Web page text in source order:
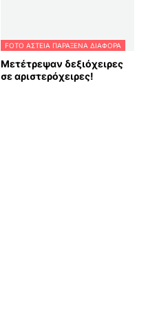
FOTO ΑΣΤΕΙΑ ΠΑΡΑΞΕΝΑ ΔΙΑΦΟΡΑ
Μετέτρεψαν δεξιόχειρες
σε αριστερόχειρες!